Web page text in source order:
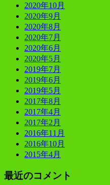
2020年10月
2020年9月
2020年8月
2020年7月
2020年6月
2020年5月
2019年7月
2019年6月
2019年5月
2017年8月
2017年4月
2017年2月
2016年11月
2016年10月
2015年4月
最近のコメント